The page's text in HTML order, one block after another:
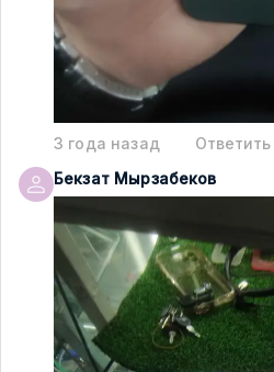
3 года назад
Ответить
Бекзат Мырзабеков